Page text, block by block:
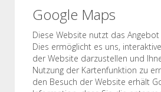
Google Maps
Diese Website nutzt das
Dies ermöglicht es uns,
der Website darzustellen und
Nutzung der Kartenfunktion zu
den Besuch der Website erhält